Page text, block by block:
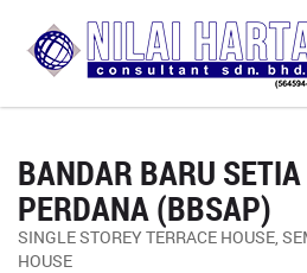
BANDAR BARU
PERDANA (BBSAP)
SINGLE STOREY TERRACE HOUSE,
HOUSE